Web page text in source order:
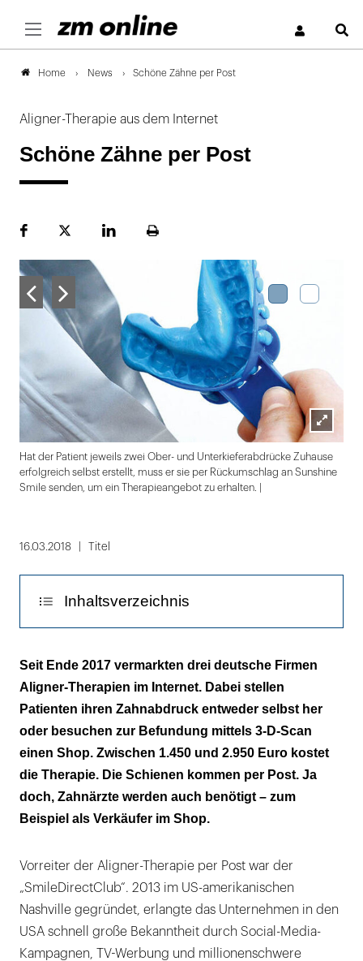
Home News Schöne Zähne per Post
Aligner-Therapie aus dem Internet
Schöne Zähne per Post
FacebookPlattformLinekdInSeite
Lightbox
öffnen
Hat der Patient jeweils zwei Ober- und Unterkieferabdrücke Zuhause
erfolgreich selbst erstellt, muss er sie per Rückumschlag an Sunshine
Smile senden, um ein Therapieangebot zu erhalten. |
116.03.2018 Titel
Inhaltsverzeichnis
SunshineSmile: Die Vermittlung zwischen
Patient und Zahnarzt als Geschäftsmodell
„Feedback der Zahnärzte ist positiv“
Dr.Smile: Anbieter distanziert sich von „Do-it-
yourself“-Idee seiner Mitbewerber
„Kieferorthopäden und MKGler sind mit an
SmileMeUp: Abdruck beim Partner-Zahnarzt
möglich
DGAO: Eine Therapie imjuristischen
Graubereich
Seit Ende 2017 vermarkten drei deutsche Firmen
Aligner-Therapien im Internet. Dabei stellen
Patienten ihren Zahnabdruck entweder selbst her
oder besuchen zur Befundung mittels 3-D-Scan
einen Shop. Zwischen 1.450 und 2.950 Euro kostet
die Therapie. Die Schienen kommen per Post. Ja
doch, Zahnärzte werden auch benötigt – zum
Beispiel als Verkäufer im Shop.
Vorreiter der Aligner-Therapie per Post war der
„SmileDirectClub“. 2013 im US-amerikanischen
Nashville gegründet, erlangte das Unternehmen in den
USA schnell große Bekanntheit durch Social-Media-
Kampagnen, TV-Werbung und millionenschwere